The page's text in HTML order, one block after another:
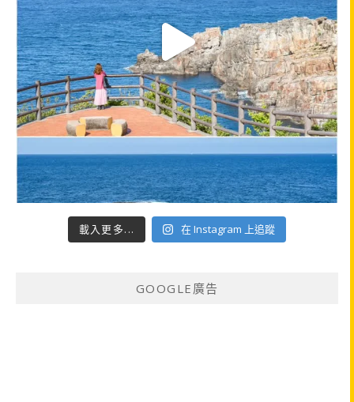
載入更多... 在 Instagram 上追蹤
GOOGLE廣告